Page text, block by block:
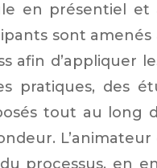
en présentiel
sont
afin d’appliquer
pratiques, des
tout au long
processus, en